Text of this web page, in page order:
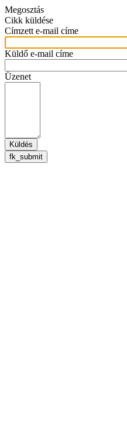
Megosztás
Cikk küldése
Címzett e-mail címe
Küldő e-mail címe
Üzenet